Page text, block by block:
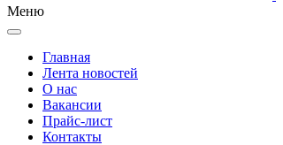
Меню
Главная
Лента новостей
О нас
Вакансии
Прайс-лист
Контакты